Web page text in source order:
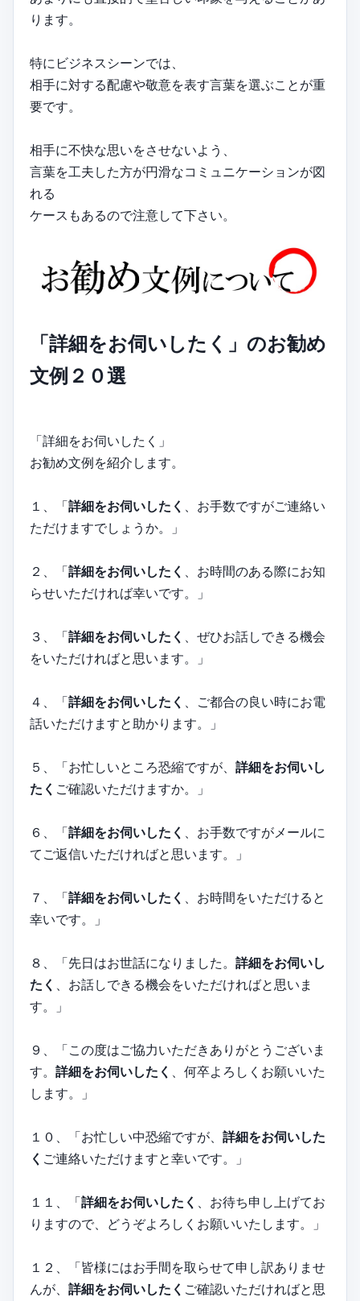
ります。
特にビジネスシーンでは、
相手に対する配慮や敬意を表す言葉を選ぶことが重
要です。
相手に不快な思いをさせないよう、
言葉を工夫した方が円滑なコミュニケーションが図
れる
ケースもあるので注意して下さい。
「詳細をお伺いしたく」のお勧め
文例２０選
「詳細をお伺いしたく」
お勧め文例を紹介します。
１、「詳細をお伺いしたく
、お手数ですがご連絡い
ただけますでしょうか。」
２、「詳細をお伺いしたく
、お時間のある際にお知
らせいただければ幸いです。」
３、「詳細をお伺いしたく
、ぜひお話しできる機会
をいただければと思います。」
４、「詳細をお伺いしたく
、ご都合の良い時にお電
話いただけますと助かります。」
５、「お忙しいところ恐縮ですが、 詳細をお伺いし
たく ご確認いただけますか。」
６、「詳細をお伺いしたく
、お手数ですがメールに
てご返信いただければと思います。」
７、「詳細をお伺いしたく
、お時間をいただけると
幸いです。」
８、「先日はお世話になりました。 詳細をお伺いし
たく
、お話しできる機会をいただければと思いま
す。」
９、「この度はご協力いただきありがとうございま
す。 詳細をお伺いしたく
、何卒よろしくお願いいた
します。」
１０、「お忙しい中恐縮ですが、 詳細をお伺いした
く ご連絡いただけますと幸いです。」
１１、「詳細をお伺いしたく
、お待ち申し上げてお
りますので、どうぞよろしくお願いいたします。」
１２、「皆様にはお手間を取らせて申し訳ありませ
んが、 詳細をお伺いしたく ご確認いただければと思